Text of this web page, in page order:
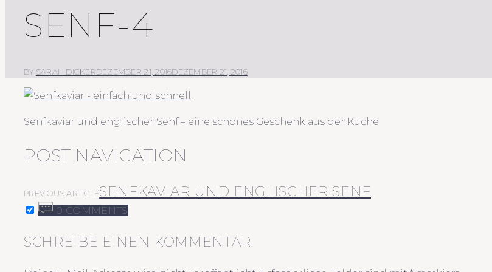
SENF-4
BY SARAH DICKERDEZEMBER 21, 2016DEZEMBER 21, 2016
Senfkaviar und englischer Senf – eine schönes Geschenk aus der Küche
POST NAVIGATION
PREVIOUS ARTICLESENFKAVIAR UND ENGLISCHER SENF
0 COMMENTS
SCHREIBE EINEN KOMMENTAR